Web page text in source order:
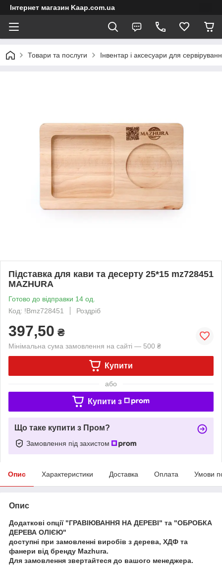
Інтернет магазин Kaap.com.ua
Товари та послуги Інвентар і аксесуари для
Підставка для кави та десерту 25*15 mz728451
MAZHURA
Готово до відправки 14 од.
Код: !Bmz728451
Роздріб
397,50 ₴
Мінімальна сума замовлення на сайті — 500 ₴
Купити
або
Купити з
Що таке купити з Пром?
Замовлення під захистом
Опис Характеристики Доставка Оплата Умови
Опис
Додаткові опції "ГРАВІЮВАННЯ НА ДЕРЕВІ" та "ОБРОБКА
ДЕРЕВА ОЛІЄЮ"
доступні при замовленні виробів з дерева, ХДФ та
фанери від бренду Mazhura.
Для замовлення звертайтеся до вашого менеджера.